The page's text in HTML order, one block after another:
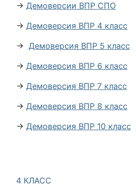
4 КЛАСС
→ Демоверсии ВПР СПО
→ Демоверсия ВПР 4 класс
→ Демоверсия ВПР 5 класс
→ Демоверсия ВПР 6 класс
→ Демоверсия ВПР 7 класс
→ Демоверсия ВПР 8 класс
→ Демоверсия ВПР 10 класс